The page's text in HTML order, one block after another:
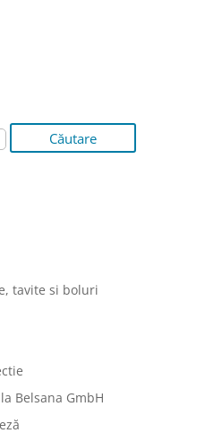
tavite si boluri
Belsana GmbH